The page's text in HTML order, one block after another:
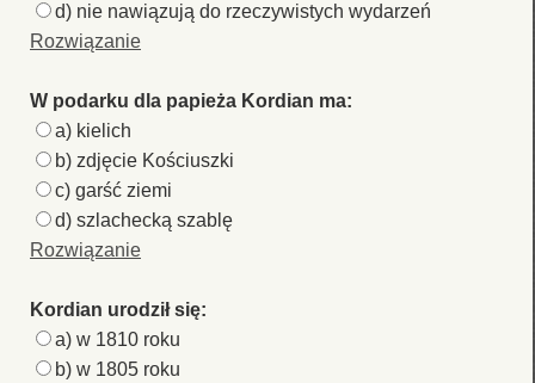
d) nie nawiązują do rzeczywistych wydarzeń
Rozwiązanie
W podarku dla papieża Kordian ma:
a) kielich
b) zdjęcie Kościuszki
c) garść ziemi
d) szlachecką szablę
Rozwiązanie
Kordian urodził się:
a) w 1810 roku
b) w 1805 roku